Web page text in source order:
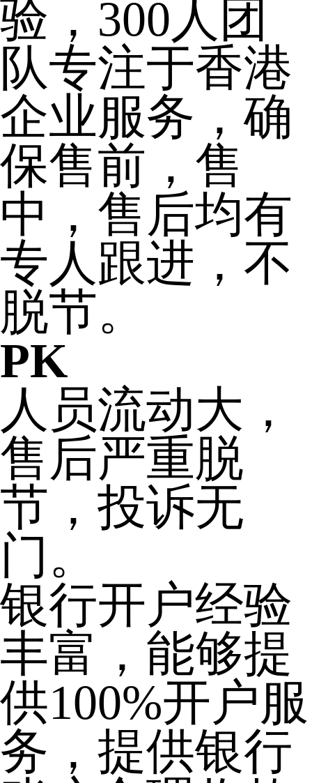
验，300人团
队专注于香港
企业服务，确
保售前，售
中，售后均有
专人跟进，不
脱节。
PK
人员流动大，
售后严重脱
节，投诉无
门。
银行开户经验
丰富，能够提
供100%开户服
务，提供银行